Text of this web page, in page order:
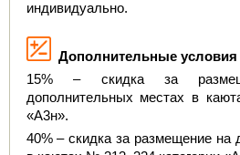
индивидуально.
Дополнительные условия
15% – скидка за
дополнительных местах в
«А3н».
40% – скидка за размещение на